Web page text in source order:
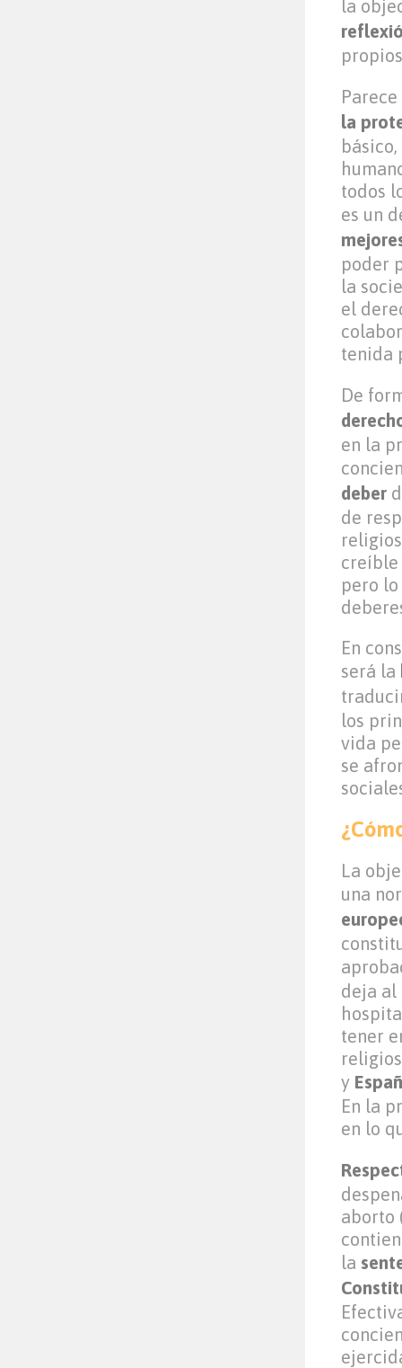
la
la
todos
es un
poder
la
el
tenida
De
en la
deber
de
creíble
pero
En
será la
los
vida
se
La
una
deja al
tener
y
En la
en lo
aborto
la